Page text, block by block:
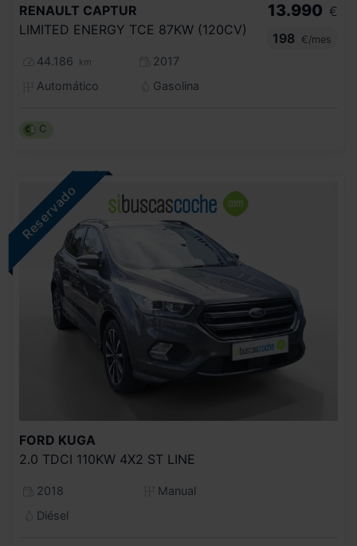
RENAULT CAPTUR
LIMITED ENERGY TCE 87KW (120CV)
44.186 km
2017
Automático
Gasolina
13.990 €
198
€/mes
C
FORD KUGA
2.0 TDCI 110KW 4X2 ST LINE
2018
Manual
Diésel